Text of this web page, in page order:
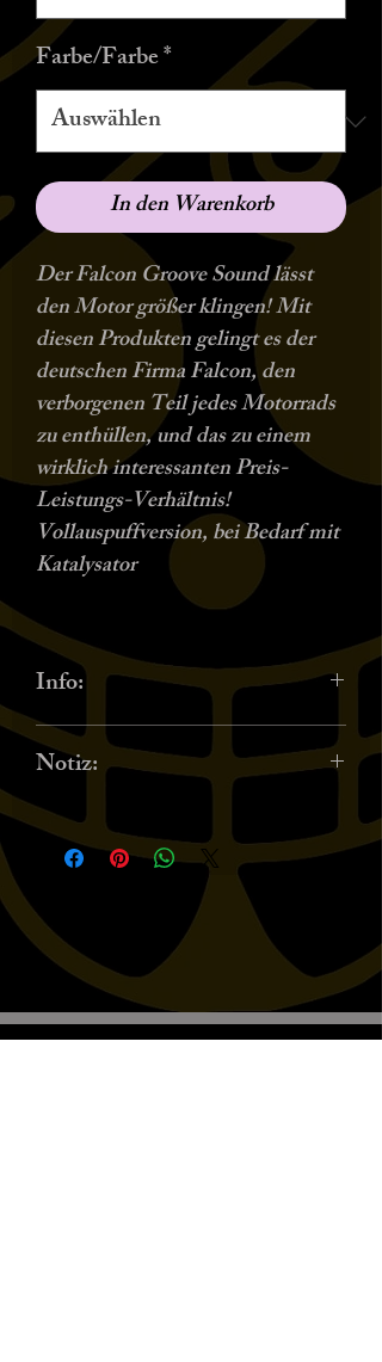
Farbe/Farbe*
In den Warenkorb
Der Falcon Groove Sound lässt
den Motor größer klingen! Mit
diesen Produkten gelingt es der
deutschen Firma Falcon, den
verborgenen Teil jedes Motorrads
zu enthüllen, und das zu einem
wirklich interessanten Preis-
Leistungs-Verhältnis!
Vollauspuffversion, bei Bedarf mit
Katalysator
Info:
Herausnehmbare DB-Killer / Die
Entfernung des DB-Killers führt
zum Erlöschen der Zulassung für
den öffentlichen Straßenverkehr.
Wählen Sie je nach Fahrzeug die
katalysierte oder nicht katalysierte
Version.
Notiz:
Die Beschreibung bezieht sich auf
den KOMPLETT-Auspuff, wenn
nur der Schalldämpfer vorhanden
ist (Kawasaki VN 650, Yamaha
XV950 & XV950R).